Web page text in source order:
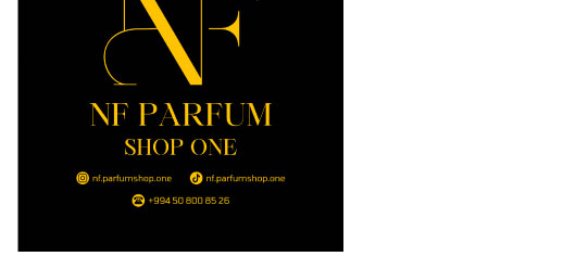
Albaniya klubuna keçən Kamil
“Liverpul”da oynamaq istəyir
Tovuzda qadın qətlə yetirildi – Şübhəli
qardaşı oğludur